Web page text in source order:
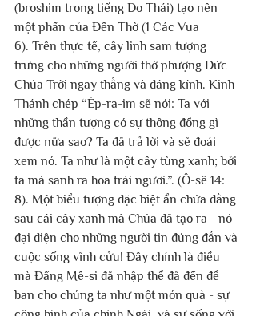
(broshim trong tiếng Do Thái) tạo nên
một phần của Đền Thờ (1 Các Vua
6). Trên thực tế, cây linh sam tượng
trưng cho những người thờ phượng Đức
Chúa Trời ngay thẳng và đáng kính. Kinh
Thánh chép “Ép-ra-im sẽ nói: Ta với
những thần tượng có sự thông đồng gì
được nữa sao? Ta đã trả lời và sẽ đoái
xem nó. Ta như là một cây tùng xanh; bởi
ta mà sanh ra hoa trái ngươi.”. (Ô-sê 14:
8). Một biểu tượng đặc biệt ẩn chứa đằng
sau cái cây xanh mà Chúa đã tạo ra - nó
đại diện cho những người tin đúng đắn và
cuộc sống vĩnh cửu! Đây chính là điều
mà Đấng Mê-si đã nhập thể đã đến để
ban cho chúng ta như một món quà - sự